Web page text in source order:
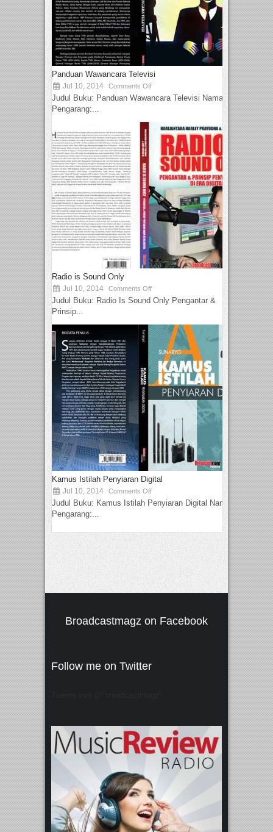
Panduan Wawancara Televisi
Jul 10, 2014 Comments Off
Judul Buku: Panduan Wawancara Televisi Nama
Pengarang:...
Radio is Sound Only
Jul 10, 2014 Comments Off
Judul Buku: Radio Is Sound Only Pengantar &
Prinsip...
Kamus Istilah Penyiaran Digital
Jul 10, 2014 Comments Off
Judul Buku: Kamus Istilah Penyiaran Digital Nama
Pengarang:...
Broadcastmagz on Facebook
Follow me on Twitter